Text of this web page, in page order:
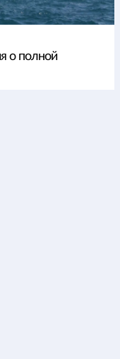
о полной